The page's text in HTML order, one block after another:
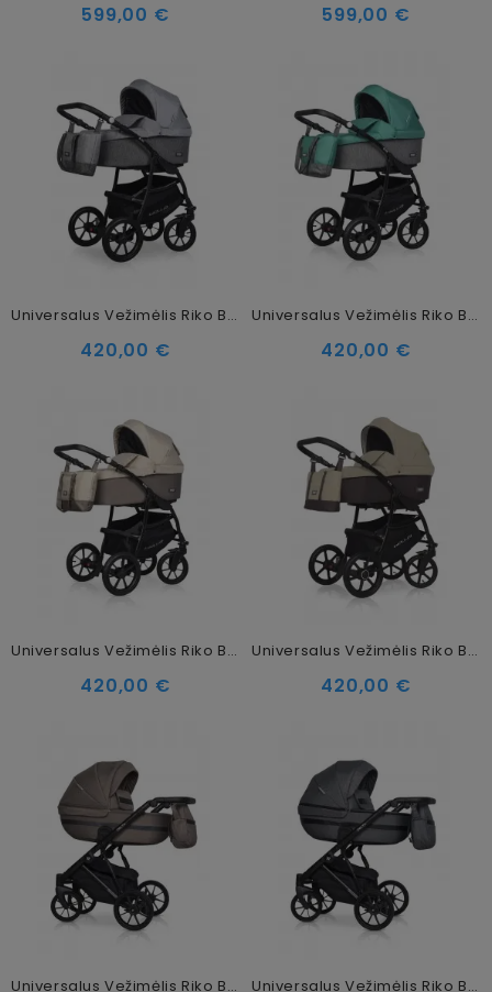
599,00 € 599,00 €
Universalus Vežimėlis Riko Basic Bella 2in1, 01 Stone
420,00 €
Universalus Vežimėlis Riko Basic Bella 2in1, 03 Lagoon
420,00 €
Universalus Vežimėlis Riko Basic Bella 2in1, 06 Sand
420,00 €
Universalus Vežimėlis Riko Basic Bella 2in1, 07 Taupe
420,00 €
Universalus Vežimėlis Riko Basic Delta 2in1, 03 Cappucino Universalus Vežimėlis Riko Basic Delta 2in1, 05 Carbon